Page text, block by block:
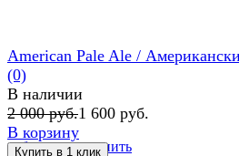
избранное сравнить
American Pale Ale /
(0)
В наличии
2 000 руб.1 600 руб.
В корзину